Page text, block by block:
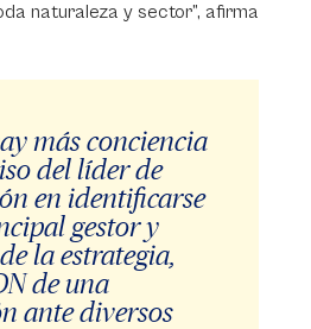
naturaleza y sector”, afirma
más conciencia
del líder de
en identificarse
gestor y
la estrategia,
de una
ante diversos